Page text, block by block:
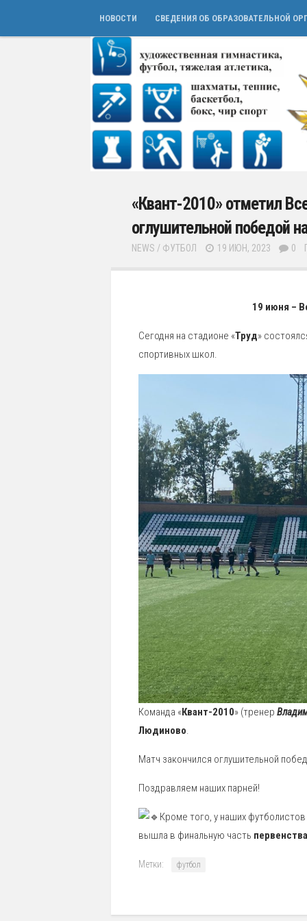
НОВОСТИ СВЕДЕНИЯ ОБ ОБРАЗОВАТЕЛЬНОЙ
«Квант-2010» отметил
оглушительной победой
NEWS / ФУТБОЛ 19 ИЮН, 2023 0
19 июня –
Сегодня на стадионе «Труд»
спортивных школ.
Команда «Квант-2010» (тренер
Людиново.
Матч закончился оглушительной
Поздравляем наших парней!
Кроме того, у наших
вышла в финальную часть
Метки: футбол